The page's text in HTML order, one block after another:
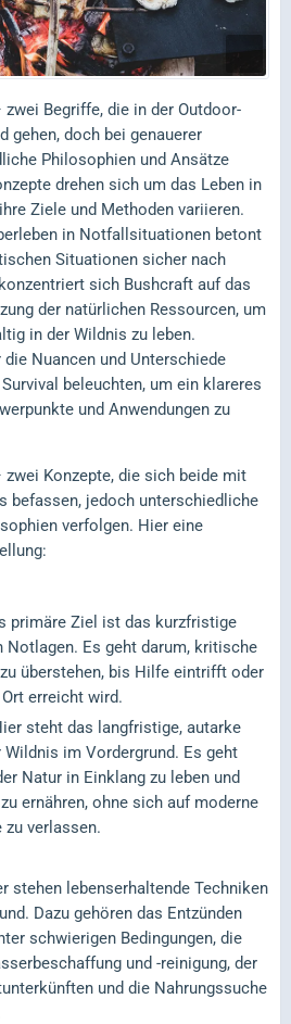
Begriffe, die in der Outdoor-
gehen, doch bei genauerer
Philosophien und Ansätze
drehen sich um das Leben in
Ziele und Methoden variieren.
in Notfallsituationen betont
Situationen sicher nach
sich Bushcraft auf das
der natürlichen Ressourcen, um
in der Wildnis zu leben.
Nuancen und Unterschiede
beleuchten, um ein klareres
und Anwendungen zu
Konzepte, die sich beide mit
befassen, jedoch unterschiedliche
verfolgen. Hier eine
primäre Ziel ist das kurzfristige
Notlagen. Es geht darum, kritische
überstehen, bis Hilfe eintrifft oder
erreicht wird.
steht das langfristige, autarke
Wildnis im Vordergrund. Es geht
Natur in Einklang zu leben und
ernähren, ohne sich auf moderne
zu verlassen.
stehen lebenserhaltende Techniken
Dazu gehören das Entzünden
schwierigen Bedingungen, die
und -reinigung, der
und die Nahrungssuche